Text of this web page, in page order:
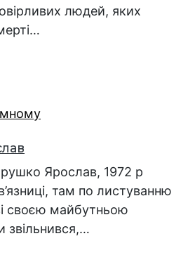
людей, яких
Ярослав, 1972 р
там по листуванню
своєю майбутньою